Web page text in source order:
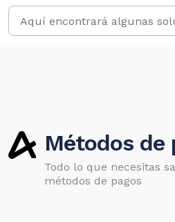
Métodos de
Todo lo que necesitas
métodos de pagos